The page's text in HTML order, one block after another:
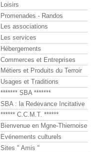
Loisirs
Promenades - Randos
Les associations
Les services
Hébergements
Commerces et Entreprises
Métiers et Produits du Terroir
Usages et Traditions
******* SBA *******
SBA : la Redevance Incitative
****** C.C.M.T. ******
Bienvenue en Mgne-Thiernoise
Evénements culturels
Sites " Amis "